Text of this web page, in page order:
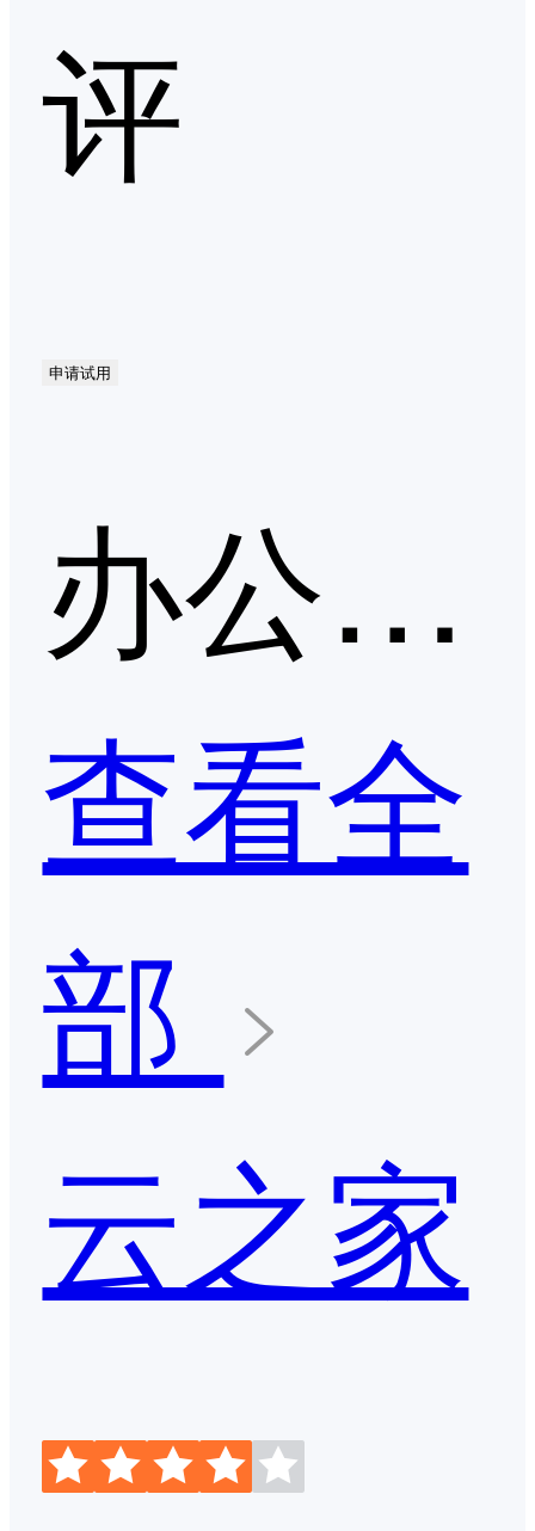
评
申请试用
办公自动化（OA）第二季度口碑产品
查看全
部
云之家